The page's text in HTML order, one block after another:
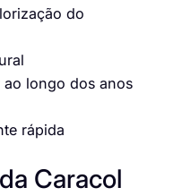
do
longo dos anos
rápida
Caracol